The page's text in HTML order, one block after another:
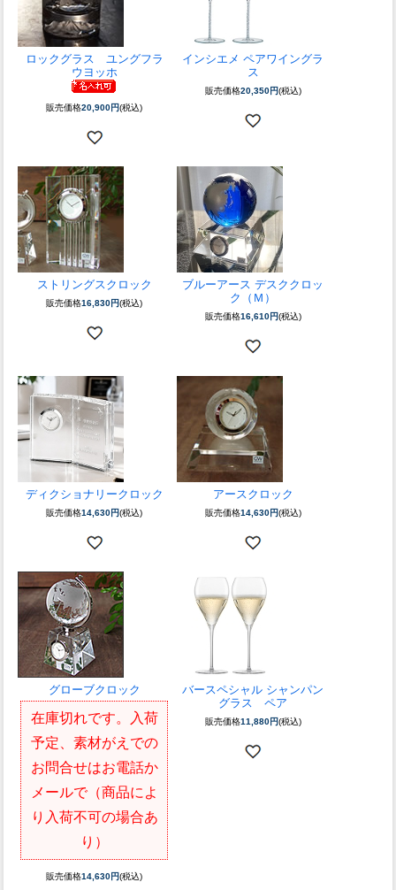
ロックグラス ユングフラ
ウヨッホ
販売価格20,900円(税込)
インシエメ ペアワイングラ
ス
販売価格20,350円(税込)
ストリングスクロック
販売価格16,830円(税込)
ブルーアース デスククロッ
ク（Ｍ）
販売価格16,610円(税込)
ディクショナリークロック
販売価格14,630円(税込)
アースクロック
販売価格14,630円(税込)
グローブクロック
在庫切れです。入荷
予定、素材がえでの
お問合せはお電話か
メールで（商品によ
り入荷不可の場合あ
り）
販売価格14,630円(税込)
バースペシャル シャンパン
グラス ペア
販売価格11,880円(税込)